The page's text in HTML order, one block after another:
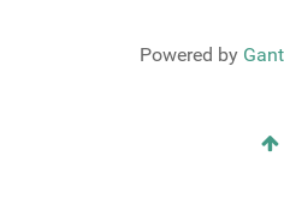
Powered by